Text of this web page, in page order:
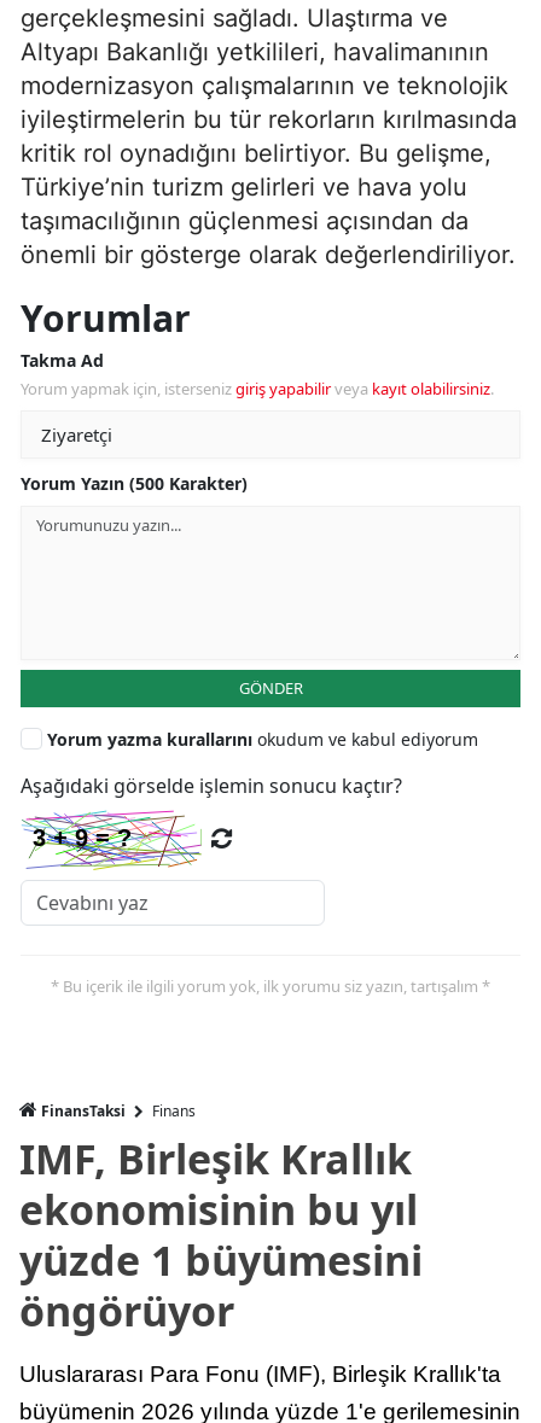
gerçekleşmesini sağladı. Ulaştırma ve
Altyapı Bakanlığı yetkilileri, havalimanının
modernizasyon çalışmalarının ve teknolojik
iyileştirmelerin bu tür rekorların kırılmasında
kritik rol oynadığını belirtiyor. Bu gelişme,
Türkiye’nin turizm gelirleri ve hava yolu
taşımacılığının güçlenmesi açısından da
önemli bir gösterge olarak değerlendiriliyor.
Yorumlar
Takma Ad
Yorum yapmak için, istersenizgiriş yapabilirveya kayıt olabilirsiniz.
Yorum Yazın (500 Karakter)
GÖNDER
Yorum yazma kurallarını okudum ve kabul ediyorum
Aşağıdaki görselde işlemin sonucu kaçtır?
* Bu içerik ile ilgili yorum yok, ilk yorumu siz yazın, tartışalım *
FinansTaksi Finans
IMF, Birleşik Krallık
ekonomisinin bu yıl
yüzde 1 büyümesini
öngörüyor
Uluslararası Para Fonu (IMF), Birleşik Krallık'ta
büyümenin 2026 yılında yüzde 1'e gerilemesinin